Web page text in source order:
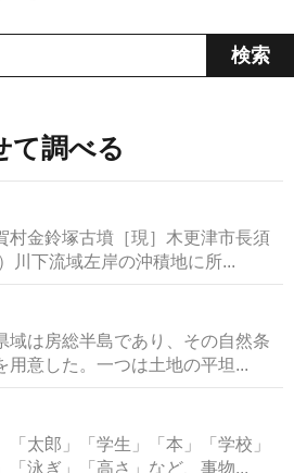
て調べる
村金鈴塚古墳［現］木更津市長須
川下流域左岸の沖積地に所...
域は房総半島であり、その自然条
用意した。一つは土地の平坦...
太郎」「学生」「本」「学校」
「泳ぎ」「高さ」など、事物...